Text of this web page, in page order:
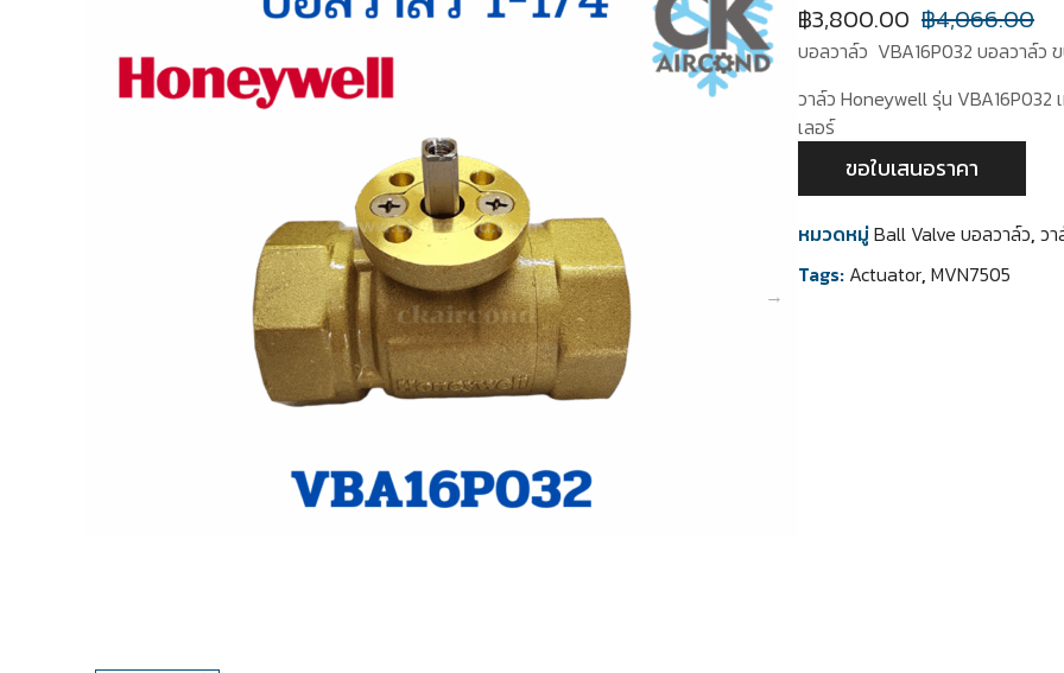
฿4,066.00
฿3,800.00
บอลวาล์ว VBA16P032 บอลวาล์ว
วาล์ว Honeywell รุ่น VBA16P032
เลอร์
ขอใบเสนอราคา
หมวดหมู่Ball Valve บอลวาล์ว, ว
Tags: Actuator, MVN7505